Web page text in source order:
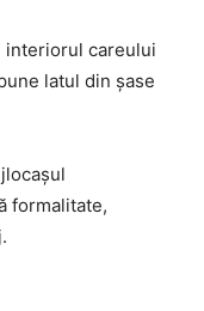
interiorul careului
latul din şase
formalitate,